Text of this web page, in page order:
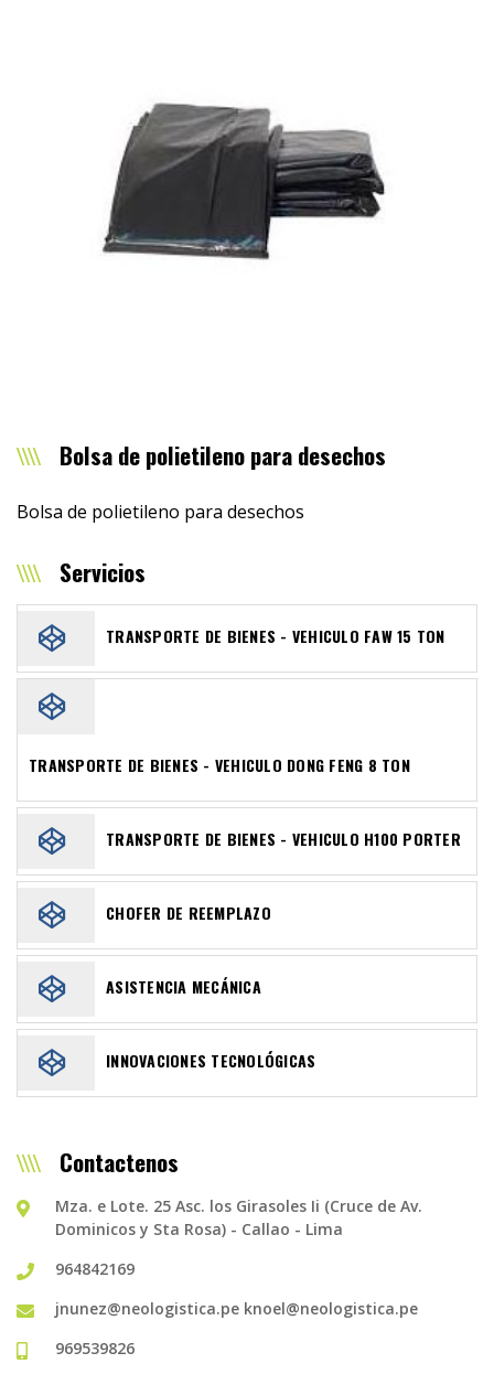
Bolsa de polietileno para desechos
Bolsa de polietileno para desechos
Servicios
TRANSPORTE DE BIENES - VEHICULO FAW 15 TON
TRANSPORTE DE BIENES - VEHICULO DONG FENG 8 TON
TRANSPORTE DE BIENES - VEHICULO H100 PORTER
CHOFER DE REEMPLAZO
ASISTENCIA MECÁNICA
INNOVACIONES TECNOLÓGICAS
Contactenos
Mza. e Lote. 25 Asc. los Girasoles Ii (Cruce de Av.
Dominicos y Sta Rosa) - Callao - Lima
964842169
jnunez@neologistica.pe knoel@neologistica.pe
969539826